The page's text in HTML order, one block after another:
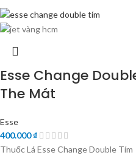
Esse Change
The Mát
Esse
400.000₫
Thuốc Lá Esse Change Double Tím